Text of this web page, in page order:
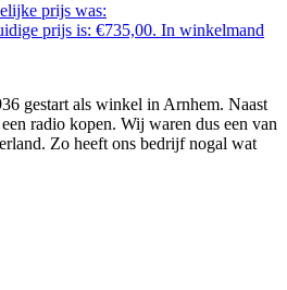
prijs was:
prijs is: €735,00. In winkelmand
gestart als winkel in Arnhem. Naast
radio kopen. Wij waren dus een van
Zo heeft ons bedrijf nogal wat